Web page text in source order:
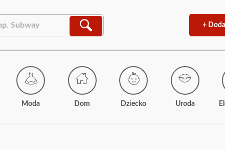
+
Moda Dom Dziecko Uroda